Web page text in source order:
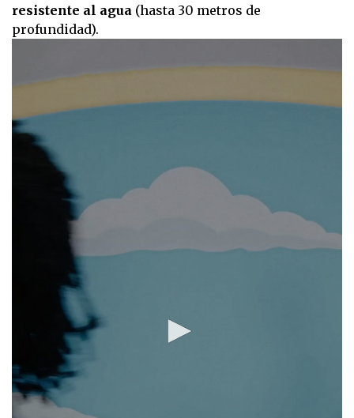
resistente al agua (hasta 30 metros de
profundidad).